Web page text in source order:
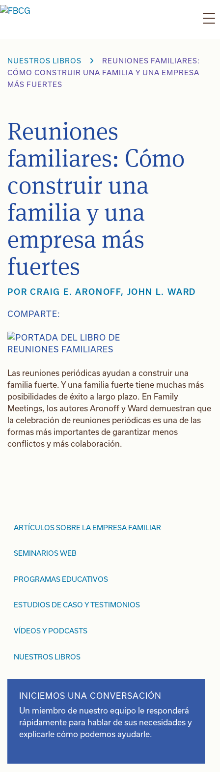
Ir
NUESTROS LIBROS
REUNIONES FAMILIARES:
CÓMO CONSTRUIR UNA FAMILIA Y UNA EMPRESA
MÁS FUERTES
Reuniones
familiares: Cómo
construir una
familia y una
empresa más
fuertes
PORCRAIG E. ARONOFF, JOHN L. WARD
COMPARTE:
Las reuniones periódicas ayudan a construir una
familia fuerte. Y una familia fuerte tiene muchas más
posibilidades de éxito a largo plazo. En Family
Meetings, los autores Aronoff y Ward demuestran que
la celebración de reuniones periódicas es una de las
formas más importantes de garantizar menos
conflictos y más colaboración.
ARTÍCULOS SOBRE LA EMPRESA FAMILIAR
SEMINARIOS WEB
PROGRAMAS EDUCATIVOS
ESTUDIOS DE CASO Y TESTIMONIOS
VÍDEOS Y PODCASTS
NUESTROS LIBROS
INICIEMOS UNA CONVERSACIÓN
Un miembro de nuestro equipo le responderá
rápidamente para hablar de sus necesidades y
explicarle cómo podemos ayudarle.